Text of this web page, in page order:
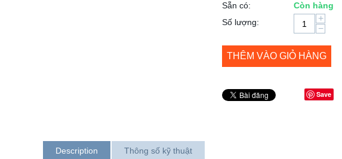
Sẵn có:
Còn hàng
Số lượng:
+
−
THÊM VÀO GIỎ HÀNG
Save
Description Thông số kỹ thuật